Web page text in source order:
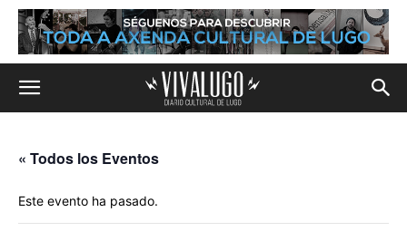
« Todos los Eventos
Este evento ha pasado.